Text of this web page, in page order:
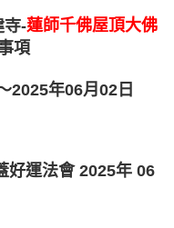
寺-蓮師千佛屋頂大佛
項
2025年06月02日
好運法會 2025年 06